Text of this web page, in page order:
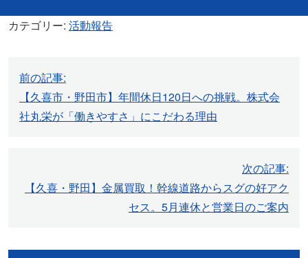
カテゴリー: 活動報告
稿
ナ
ビ
前の記事:
【久喜市・野田市】年間休日120日への挑戦。株式会
社丸栄が「働きやすさ」にこだわる理由
次の記事:
【久喜・野田】金属買取！幹線道路からスグの好アク
セス。5月連休と営業日のご案内